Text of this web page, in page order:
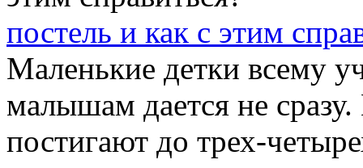
постель и как с этим
Маленькие детки всему
малышам дается не
постигают до трех-